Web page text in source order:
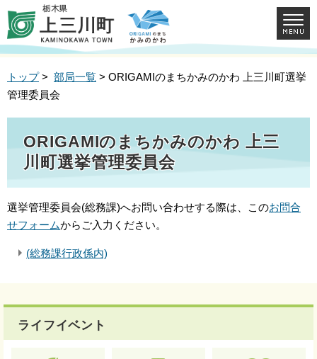
トップ> 部局一覧 > ORIGAMIのまちかみのかわ 上三川町選挙
管理委員会
ORIGAMIのまちかみのかわ 上三
川町選挙管理委員会
選挙管理委員会(総務課)へお問い合わせする際は、このお問合
せフォームからご入力ください。
(総務課行政係内)
ライフイベント